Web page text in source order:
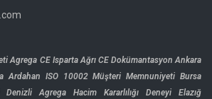
Agrega CE Isparta Ağrı CE Dokümantasyon Ankara
Ardahan ISO 10002 Müşteri Memnuniyeti Bursa
Denizli Agrega Hacim Kararlılığı Deneyi
Elazığ